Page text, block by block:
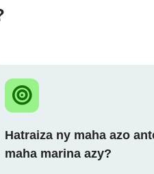
Hatraiza ny maha azo
maha marina azy?